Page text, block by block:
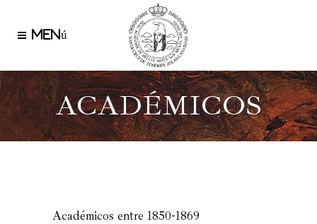
ACADÉMICOS
Académicos entre 1850-1869